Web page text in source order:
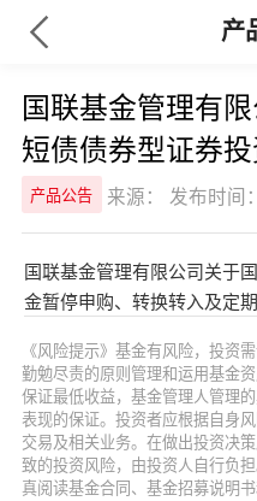
产
国联基金管理有
短债债券型证券
换转入及定期定
产品公告 来源： 发布时间
国联基金管理有限公司关于
金暂停申购、转换转入及定
《风险提示》基金有风险，投资
勤勉尽责的原则管理和运用基金
保证最低收益，基金管理人管理
表现的保证。投资者应根据自身
交易及相关业务。在做出投资决
致的投资风险，由投资人自行负
真阅读基金合同、基金招募说明